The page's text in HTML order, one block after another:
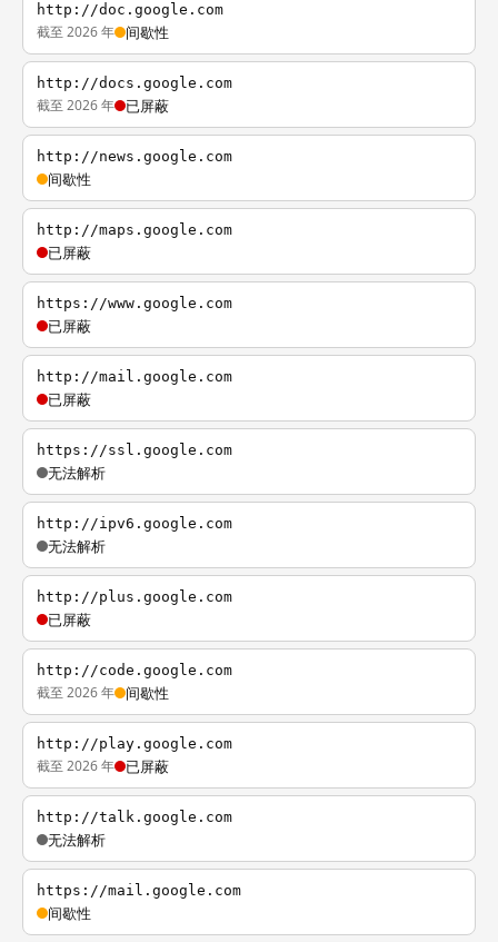
http://doc.google.com
截至 2026 年 间歇性
http://docs.google.com
截至 2026 年 已屏蔽
http://news.google.com
间歇性
http://maps.google.com
已屏蔽
https://www.google.com
已屏蔽
http://mail.google.com
已屏蔽
https://ssl.google.com
无法解析
http://ipv6.google.com
无法解析
http://plus.google.com
已屏蔽
http://code.google.com
截至 2026 年 间歇性
http://play.google.com
截至 2026 年 已屏蔽
http://talk.google.com
无法解析
https://mail.google.com
间歇性